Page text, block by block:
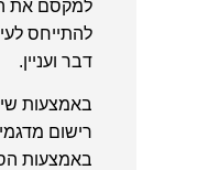
למקסם את
להתייחס
דבר ועניין.
באמצעות
רישום
באמצעות